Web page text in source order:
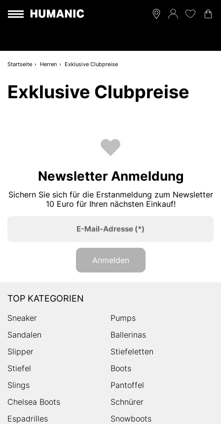
Startseite Herren Exklusive Clubpreise
Exklusive Clubpreise
Newsletter Anmeldung
Sichern Sie sich für die Erstanmeldung zum Newsletter
10 Euro für Ihren nächsten Einkauf!
E-Mail-Adresse (*)
Anmelden
TOP KATEGORIEN
Sneaker
Pumps
Sandalen
Ballerinas
Slipper
Stiefeletten
Stiefel
Boots
Slings
Pantoffel
Chelsea Boots
Schnürer
Espadrilles
Snowboots